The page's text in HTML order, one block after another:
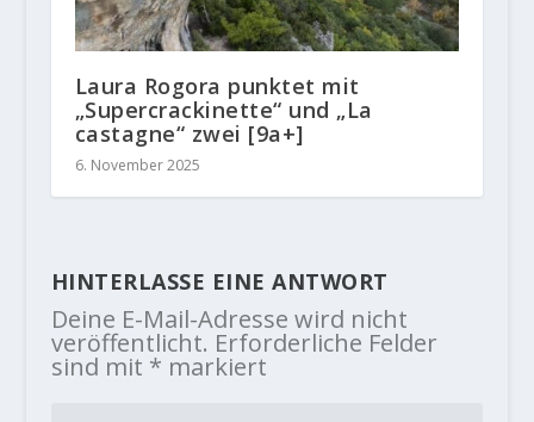
Laura Rogora punktet mit
„Supercrackinette“ und „La
castagne“ zwei [9a+]
6. November 2025
HINTERLASSE EINE ANTWORT
Deine E-Mail-Adresse wird nicht
veröffentlicht. Erforderliche Felder
sind mit * markiert